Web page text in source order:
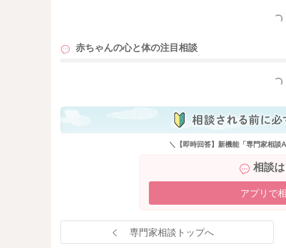
もっと
赤ちゃんの心と体の注目相談
もっと
＼【即時回答】新機能「専門家相談
相談
アプリで
専門家相談トップへ